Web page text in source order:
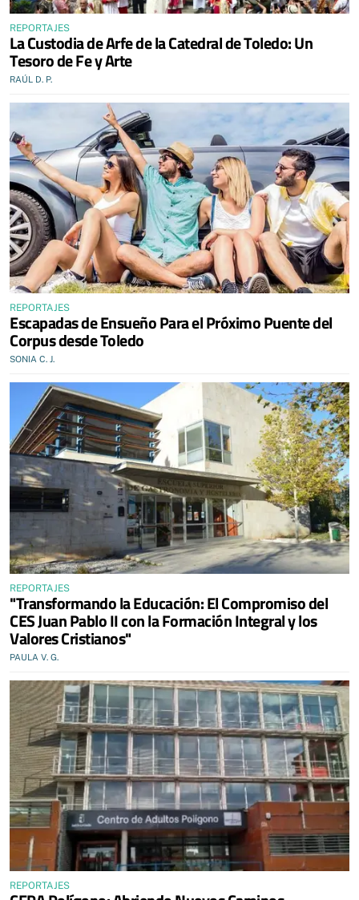
REPORTAJES
La Custodia de Arfe de la Catedral de Toledo: Un
Tesoro de Fe y Arte
RAÚL D. P.
REPORTAJES
Escapadas de Ensueño Para el Próximo Puente del
Corpus desde Toledo
SONIA C. J.
REPORTAJES
"Transformando la Educación: El Compromiso del
CES Juan Pablo II con la Formación Integral y los
Valores Cristianos"
PAULA V. G.
REPORTAJES